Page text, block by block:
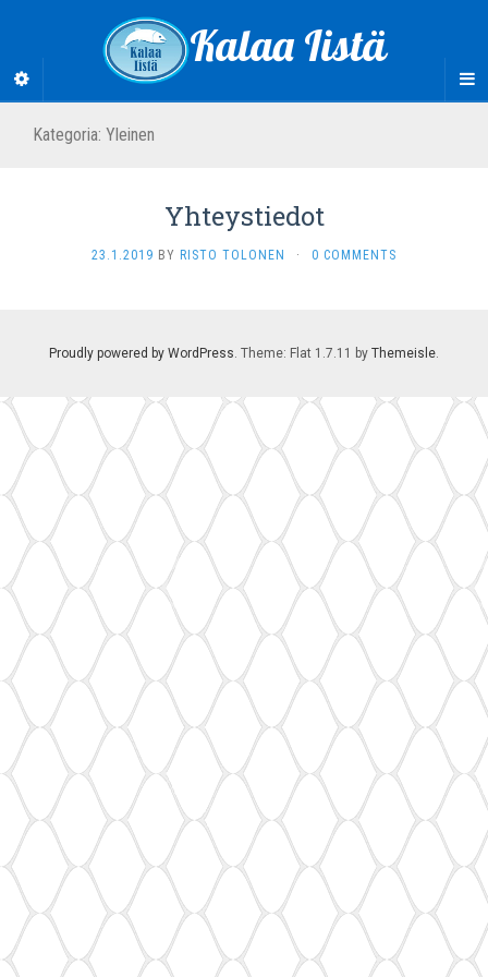
Kalaa Iistä
Kategoria: Yleinen
Yhteystiedot
23.1.2019 BY RISTO TOLONEN · 0 COMMENTS
Proudly powered by WordPress . Theme: Flat 1.7.11 by Themeisle